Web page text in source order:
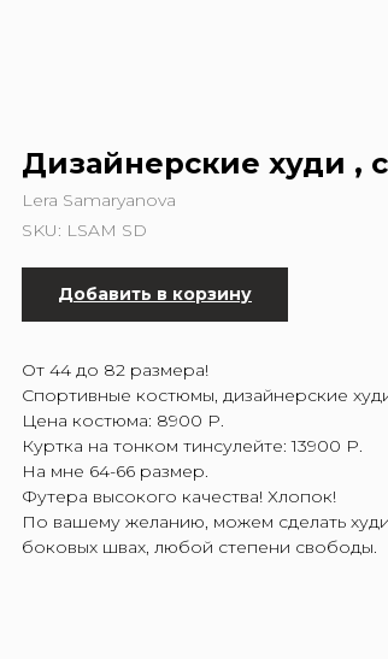
Дизайнерские худи ,
Lera Samaryanova
SKU: LSAM SD
Добавить в корзину
От 44 до 82 размера!
Спортивные костюмы, дизайнерские
Цена костюма: 8900 Р.
Куртка на тонком тинсулейте: 13900 Р.
На мне 64-66 размер.
Футера высокого качества! Хлопок!
По вашему желанию, можем сделать
боковых швах, любой степени свободы.